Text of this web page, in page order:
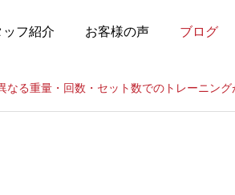
ッフ紹介 お客様の声 ブログ
なる重量・回数・セット数でのトレーニン